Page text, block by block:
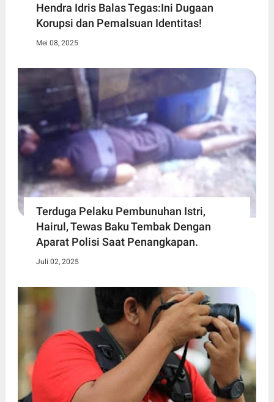
Hendra Idris Balas Tegas:Ini Dugaan
Korupsi dan Pemalsuan Identitas!
Mei 08, 2025
Terduga Pelaku Pembunuhan Istri,
Hairul, Tewas Baku Tembak Dengan
Aparat Polisi Saat Penangkapan.
Juli 02, 2025